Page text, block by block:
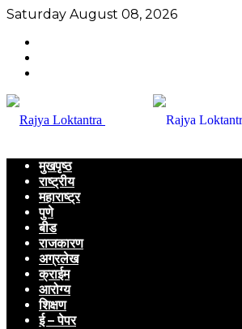
Saturday August 08, 2026
मुखपृष्ठ
राष्ट्रीय
महाराष्ट्र
पुणे
बीड
राजकारण
अग्रलेख
क्राईम
आरोग्य
शिक्षण
ई – पेपर